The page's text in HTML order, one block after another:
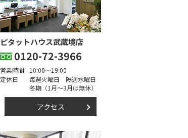
ピタットハウス武蔵境店
0120-72-3966
営業時間
10:00～19:00
定休日
毎週火曜日 隔週水曜日
冬期（1月～3月は無休）
アクセス